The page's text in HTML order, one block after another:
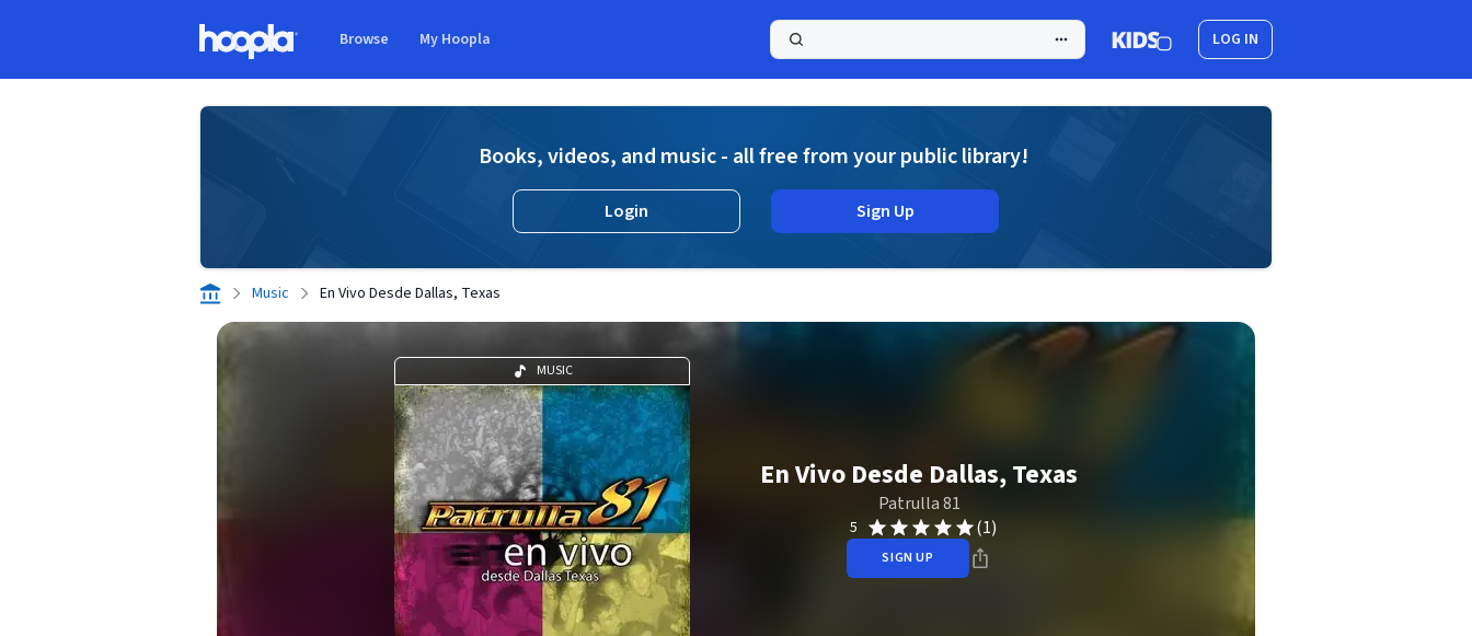
Browse My Hoopla LOG IN
Books, videos, and music - all free from your public library!
Login Sign Up
Music En Vivo Desde Dallas, Texas
MUSIC
En Vivo Desde Dallas, Texas
Patrulla 81
5 (1)
SIGN UP